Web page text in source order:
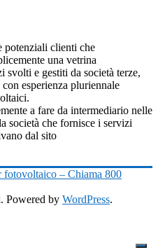
potenziali clienti che
una vetrina
e gestiti da società terze,
esperienza pluriennale
a fare da intermediario nelle
società che fornisce i servizi
dal sito
fotovoltaico – Chiama 800
Powered by WordPress.